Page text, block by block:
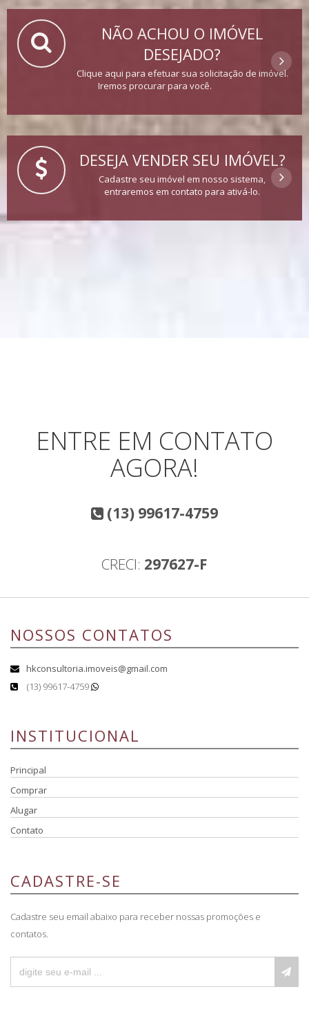
NÃO ACHOU O IMÓVEL
DESEJADO?
Clique aqui para efetuar sua solicitação de imóvel.
Iremos procurar para você.
DESEJA VENDER SEU IMÓVEL?
Cadastre seu imóvel em nosso sistema,
entraremos em contato para ativá-lo.
ENTRE EM CONTATO
AGORA!
(13) 99617-4759
CRECI: 297627-F
NOSSOS CONTATOS
hkconsultoria.imoveis@gmail.com
(13) 99617-4759
INSTITUCIONAL
Principal
Comprar
Alugar
Contato
CADASTRE-SE
Cadastre seu email abaixo para receber nossas promoções e
contatos.